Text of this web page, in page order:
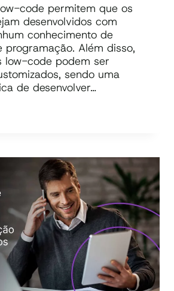
code permitem que os
desenvolvidos com
conhecimento de
programação. Além disso,
low-code podem ser
sendo uma
de desenvolver…